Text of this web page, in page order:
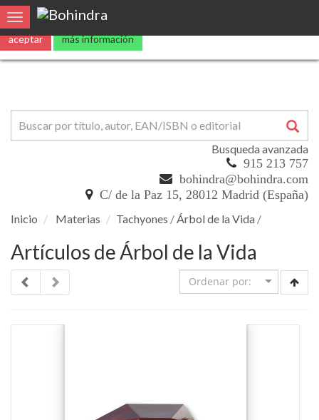
Toggle navigation
bohindra@bohindra.com
C/ de la Paz 15, 28012 Madrid (España)
Árbol de la Vida /
Artículos de Árbol de la Vida